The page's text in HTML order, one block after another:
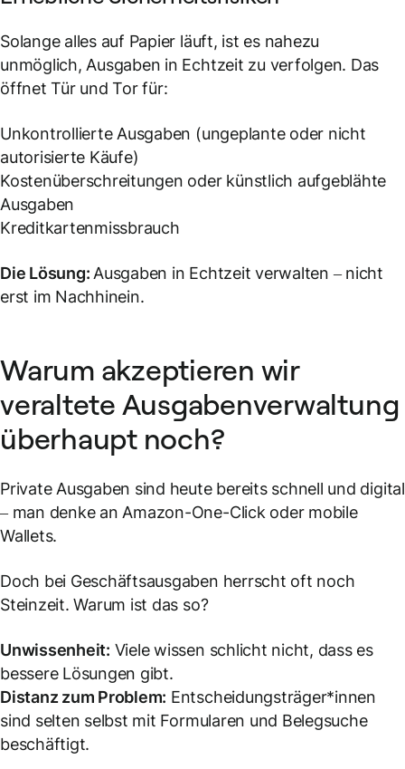
Solange alles auf Papier läuft, ist es nahezu
unmöglich, Ausgaben in Echtzeit zu verfolgen. Das
öffnet Tür und Tor für:
Unkontrollierte Ausgaben (ungeplante oder nicht
autorisierte Käufe)
Kostenüberschreitungen oder künstlich aufgeblähte
Ausgaben
Kreditkartenmissbrauch
Die Lösung: Ausgaben in Echtzeit verwalten – nicht
erst im Nachhinein.
Warum akzeptieren wir
veraltete Ausgabenverwaltung
überhaupt noch?
Private Ausgaben sind heute bereits schnell und digital
– man denke an Amazon-One-Click oder mobile
Wallets.
Doch bei Geschäftsausgaben herrscht oft noch
Steinzeit. Warum ist das so?
Unwissenheit: Viele wissen schlicht nicht, dass es
bessere Lösungen gibt.
Distanz zum Problem: Entscheidungsträger*innen
sind selten selbst mit Formularen und Belegsuche
beschäftigt.